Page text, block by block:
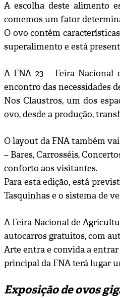
A escolha deste alimento
comemos um fator
O ovo contém
superalimento e está
A FNA 23 – Feira
encontro das necessidades
Nos Claustros, um dos
ovo, desde a produção,
O layout da FNA também
– Bares, Carrosséis,
conforto aos visitantes.
Para esta edição, está
Tasquinhas e o sistema de
A Feira Nacional de
autocarros gratuitos, com
Arte entra e convida a entrar
principal da FNA terá lugar
Exposição de ovos